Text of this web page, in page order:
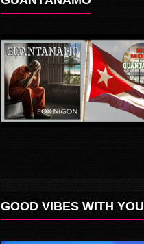
GOOD VIBES WITH YOU